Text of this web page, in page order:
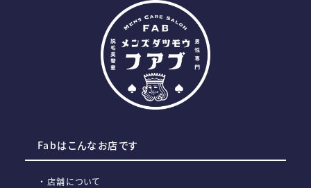
Fabはこんなお店です
店舗について